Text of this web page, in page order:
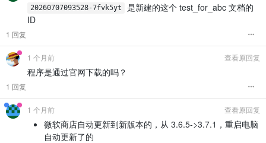
20260707093528-7fvk5yt
是新建的这个 test_for_abc 文档的
ID
1 回复
1 个月前 查看原回复
程序是通过官网下载的吗？
1 回复
1 个月前 查看原回复
微软商店自动更新到新版本的，从 3.6.5->3.7.1，重启电脑
自动更新了的